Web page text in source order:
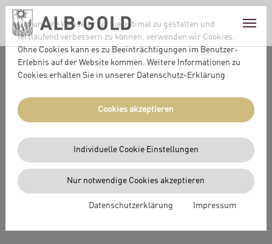
Um unsere Webseite für Sie optimal zu gestalten und
fortlaufend verbessern zu können, verwenden wir Cookies.
Ohne Cookies kann es zu Beeinträchtigungen im Benutzer-
Erlebnis auf der Website kommen. Weitere Informationen zu
Cookies erhalten Sie in unserer Datenschutz-Erklärung
Cookies akzeptieren
Individuelle Cookie Einstellungen
Nur notwendige Cookies akzeptieren
Datenschutzerklärung Impressum
Skip to main content
Skip to page footer
You are here:
ALB-GOLD – Heimat von Spätzle und Nudeln
Kundenzentrum
Naturgarten
Spaziergang durch die Geschichte